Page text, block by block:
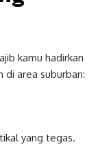
kamu hadirkan
di area suburban:
yang tegas.